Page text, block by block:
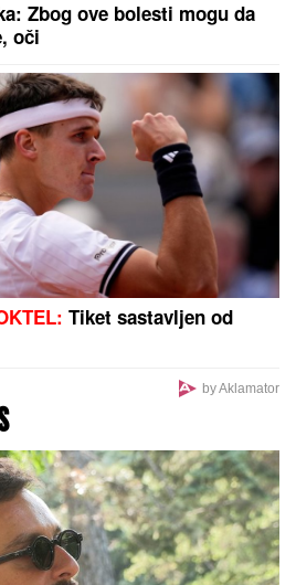
rukama pomaže da
problem: Evo kako
da proverite da li ste